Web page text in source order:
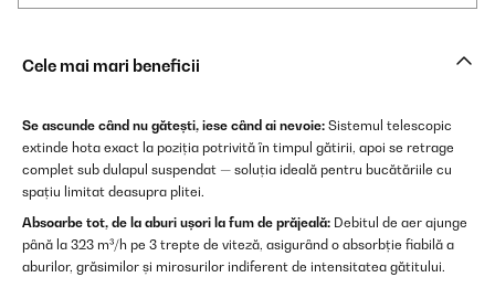
Cele mai mari beneficii
Se ascunde când nu gătești, iese când ai nevoie: Sistemul telescopic
extinde hota exact la poziția potrivită în timpul gătirii, apoi se retrage
complet sub dulapul suspendat — soluția ideală pentru bucătăriile cu
spațiu limitat deasupra plitei.
Absoarbe tot, de la aburi ușori la fum de prăjeală: Debitul de aer ajunge
până la 323 m³/h pe 3 trepte de viteză, asigurând o absorbție fiabilă a
aburilor, grăsimilor și mirosurilor indiferent de intensitatea gătitului.